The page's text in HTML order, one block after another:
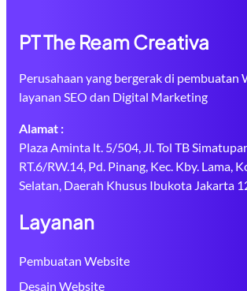
PT The Ream Creativa
Perusahaan yang bergerak di pembuatan
layanan SEO dan Digital Marketing
Alamat :
Plaza Aminta lt. 5/504, Jl. Tol TB
RT.6/RW.14, Pd. Pinang, Kec. Kby. Lama,
Selatan, Daerah Khusus Ibukota Jakarta
Layanan
Pembuatan Website
Desain Website